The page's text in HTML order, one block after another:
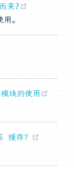
来?
。
块的使用
缓存？